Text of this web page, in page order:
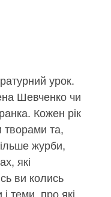
урок.
Шевченко чи
Кожен рік
та,
журби,
які
ви колись
теми, про які